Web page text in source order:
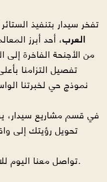
تفخر سيدار بتنفيذ
العرب، أحد أبرز
من الأجنحة الفاخرة
تفصيل التزامنا
نموذج حي لخبرتنا
في قسم مشاريع سيدار،
تحويل رؤيتك إلى
تواصل معنا اليوم للانطلاق في مشروعك القادم.